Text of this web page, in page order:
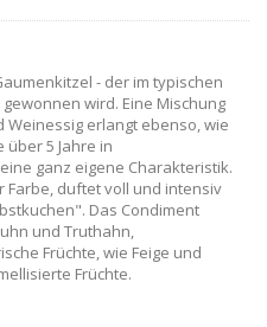
- der im typischen
wird. Eine Mischung
Weinessig erlangt ebenso, wie
5 Jahre in
ganz eigene Charakteristik.
Farbe, duftet voll und intensiv
Das Condiment
und Truthahn,
Früchte, wie Feige und
Früchte.